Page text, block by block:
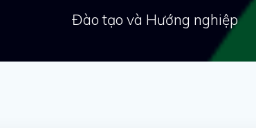
Đào tạo và Hướng nghiệp